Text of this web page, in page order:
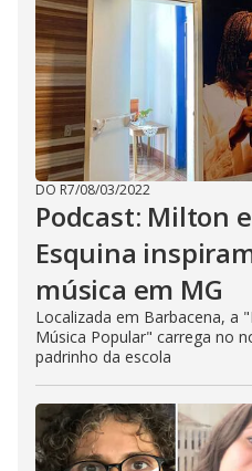
DO R7/08/03/2022
Podcast: Milton
Esquina
música em MG
Localizada em Barbacena, a
Música Popular" carrega no
padrinho da escola